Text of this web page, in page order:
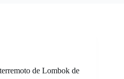
de Lombok de